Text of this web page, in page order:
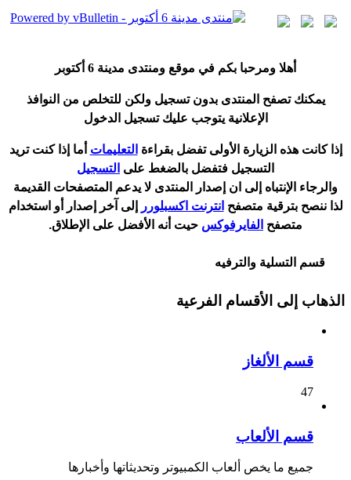
هلا ومرحبا بكم في موقع ومنتدى مدينة 6 أكتوبر
يمكنك تصفح المنتدى بدون تسجيل ولكن للتخلص من النوافذ
الإعلانية يتوجب عليك تسجيل الدخول
إذا كانت هذه الزيارة الأولى تفضل بقراءة التعليمات ما إذا كنت تريد
التسجيل فتفضل بالضغط على التسجيل
والرجاء الإنتباه إلى ان إصدار المنتدى لا يدعم المتصفحات القديمة
لذا ننصح بترقية متصفح انترنت اكسبلورر إلى آخر إصدار أو استخدام
متصفح الفايرفوكس حيت نه الأفضل على الإطلاق.
قسم التسلية والترفيه
الذهاب إلى الأقسام الفرعية
قسم الألغاز
47
قسم الألعاب
جميع ما يخص ألعاب الكمبيوتر وتحديثاتها وأخبارها